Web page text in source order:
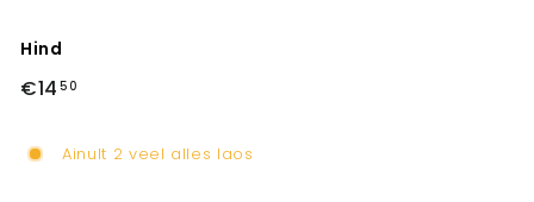
Hind
Tavahind
€14 50
Ainult 2 veel alles laos